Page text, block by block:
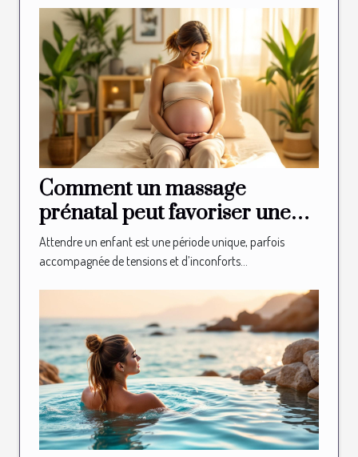
Comment un massage
prénatal peut favoriser une
grossesse sereine ?
Attendre un enfant est une période unique, parfois
accompagnée de tensions et d’inconforts...